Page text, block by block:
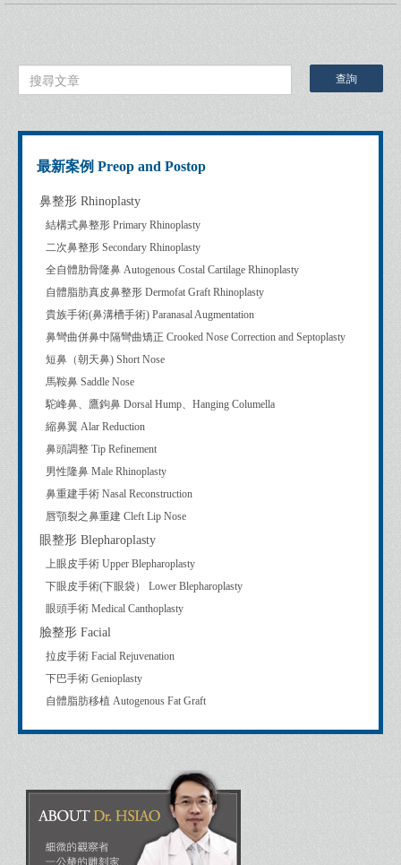
最新案例 Preop and Postop
鼻整形 Rhinoplasty
結構式鼻整形 Primary Rhinoplasty
二次鼻整形 Secondary Rhinoplasty
全自體肋骨隆鼻 Autogenous Costal Cartilage Rhinoplasty
自體脂肪真皮鼻整形 Dermofat Graft Rhinoplasty
貴族手術(鼻溝槽手術) Paranasal Augmentation
鼻彎曲併鼻中隔彎曲矯正 Crooked Nose Correction and Septoplasty
短鼻（朝天鼻) Short Nose
馬鞍鼻 Saddle Nose
駝峰鼻、鷹鉤鼻 Dorsal Hump、Hanging Columella
縮鼻翼 Alar Reduction
鼻頭調整 Tip Refinement
男性隆鼻 Male Rhinoplasty
鼻重建手術 Nasal Reconstruction
唇顎裂之鼻重建 Cleft Lip Nose
眼整形 Blepharoplasty
上眼皮手術 Upper Blepharoplasty
下眼皮手術(下眼袋） Lower Blepharoplasty
眼頭手術 Medical Canthoplasty
臉整形 Facial
拉皮手術 Facial Rejuvenation
下巴手術 Genioplasty
自體脂肪移植 Autogenous Fat Graft